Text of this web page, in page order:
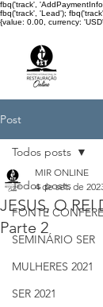
fbq('track',
fbq('track', 'Lead');
{value: 0.00, currency:
Post
Todos posts
FONTE
SEMINÁRIO SER
MULHERES 2021
SER 2021
Todos posts
JESUS, O
Parte 2
MIR ONLINE
4 de set. de